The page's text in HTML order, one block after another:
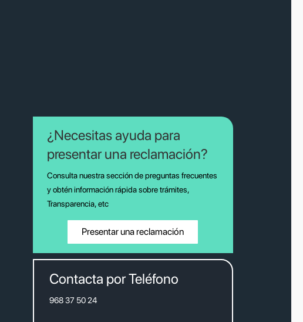
¿Necesitas ayuda para
presentar una reclamación?
Consulta nuestra sección de preguntas frecuentes
y obtén información rápida sobre trámites,
Transparencia, etc
Presentar una reclamación
Contacta por Teléfono
968 37 50 24